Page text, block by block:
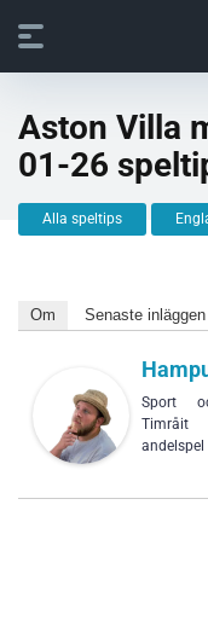
Aston Villa
01-26
Alla speltips
Om Senaste inläggen
Sport
andelspel